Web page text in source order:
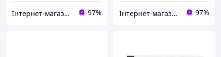
Інтернет-магазин Co-Di 97% Інтернет-магазин Co-Di 97%